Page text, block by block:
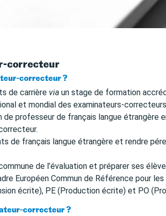
correcteur
correcteur ?
de carrière via un stage de formation
et mondial des examinateurs-
de professeur de français langue étrangère
de français langue étrangère et rendre
de l’évaluation et préparer ses
Européen Commun de Référence pour les
écrite), PE (Production écrite) et PO
correcteur ?